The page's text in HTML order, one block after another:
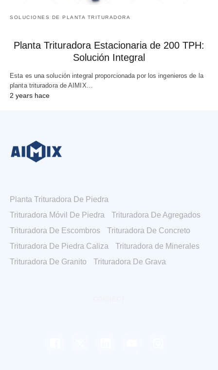
SOLUCIONES DE PLANTA TRITURADORA
Planta Trituradora Estacionaria de 200 TPH:
Solución Integral
Esta es una solución integral proporcionada por los ingenieros de la
planta trituradora de AIMIX…
2 years hace
Planta Trituradora De Piedra
Trituradora Móvil De Piedra
Trituradora De Agregados
Trituradora De Escombros
Trituradora De Concreto
Trituradora De Piedra Caliza
Trituradora de Minerales
Trituradora De Granito
Trituradora De Grava